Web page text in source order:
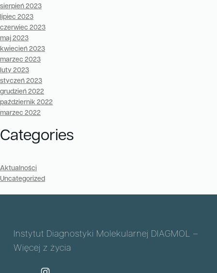
sierpień 2023
lipiec 2023
czerwiec 2023
maj 2023
kwiecień 2023
marzec 2023
luty 2023
styczeń 2023
grudzień 2022
październik 2022
marzec 2022
Categories
Aktualności
Uncategorized
Instytut Diagnostyki Molekularnej DIAGMOL –
Więcej z życia